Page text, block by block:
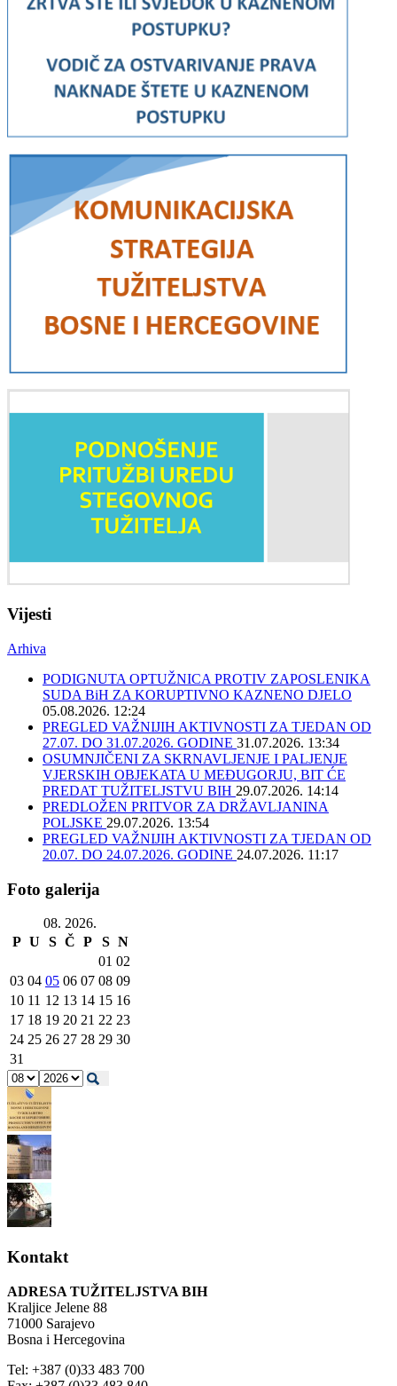
Vijesti
Arhiva
PODIGNUTA OPTUŽNICA PROTIV ZAPOSLENIKA
SUDA BiH ZA KORUPTIVNO KAZNENO DJELO
05.08.2026. 12:24
PREGLED VAŽNIJIH AKTIVNOSTI ZA TJEDAN OD
27.07. DO 31.07.2026. GODINE 31.07.2026. 13:34
OSUMNJIČENI ZA SKRNAVLJENJE I PALJENJE
VJERSKIH OBJEKATA U MEĐUGORJU, BIT ĆE
PREDAT TUŽITELJSTVU BIH 29.07.2026. 14:14
PREDLOŽEN PRITVOR ZA DRŽAVLJANINA
POLJSKE 29.07.2026. 13:54
PREGLED VAŽNIJIH AKTIVNOSTI ZA TJEDAN OD
20.07. DO 24.07.2026. GODINE 24.07.2026. 11:17
Foto galerija
08. 2026.
P U S Č P S N
01 02
03 04 05 06 07 08 09
10 11 12 13 14 15 16
17 18 19 20 21 22 23
24 25 26 27 28 29 30
31
Kontakt
ADRESA TUŽITELJSTVA BIH
Kraljice Jelene 88
71000 Sarajevo
Bosna i Hercegovina
Tel: +387 (0)33 483 700